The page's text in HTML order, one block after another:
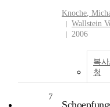
Knoche,
Wallstein
2006
복
청
7